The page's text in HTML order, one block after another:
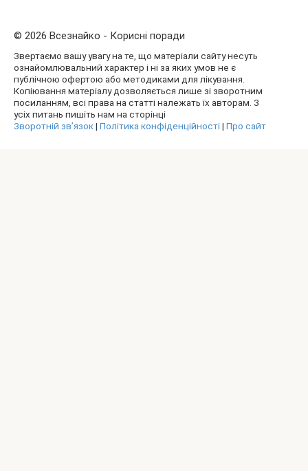
© 2026 Всезнайко - Корисні поради
Звертаємо вашу увагу на те, що матеріали сайту несуть
ознайомлювальний характер і ні за яких умов не є
публічною офертою або методиками для лікування.
Копіювання матеріалу дозволяється лише зі зворотним
посиланням, всі права на статті належать їх авторам. З
усіх питань пишіть нам на сторінці
Зворотній зв’язок| Політика конфіденційності| Про сайт